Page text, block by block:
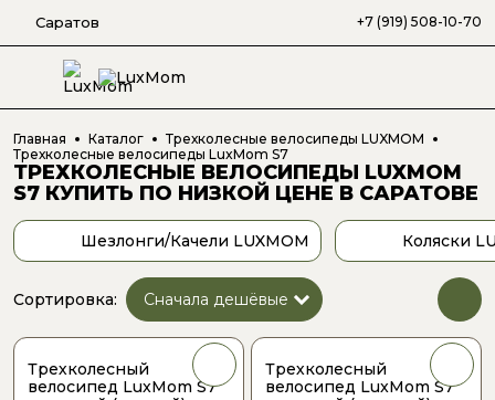
Саратов +7 (919) 508-10-70
Главная Каталог
Трехколесные велосипеды LUXMOM
Трехколесные велосипеды LuxMom S7
ТРЕХКОЛЕСНЫЕ ВЕЛОСИПЕДЫ LUXMOM
S7 КУПИТЬ ПО НИЗКОЙ ЦЕНЕ В САРАТОВЕ
Шезлонги/Качели LUXMOM Коляски
Сортировка:
Трехколесный
велосипед LuxMom S7
Трехколесный
велосипед LuxMom S7